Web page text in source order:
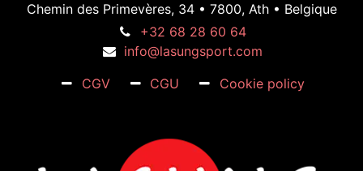
Chemin des Primevères, 34 • 7800, Ath • Belgique
+32 68 28 60 64
info@lasungsport.com
CGV
CGU Cookie policy